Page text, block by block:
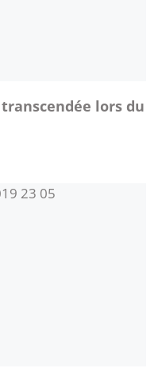
transcendée lors du